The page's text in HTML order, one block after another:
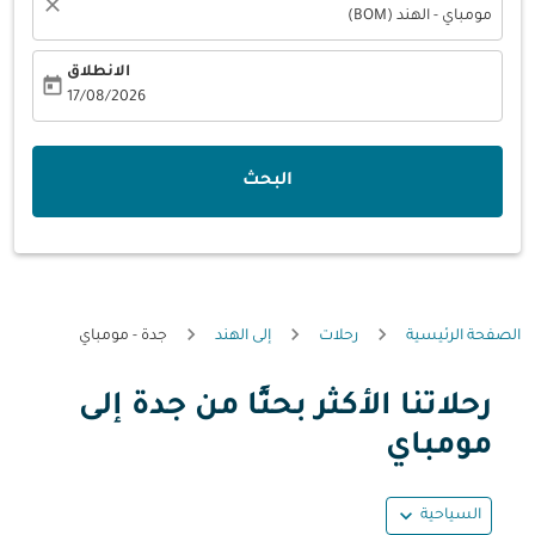
مومباي - الهند (BOM) close
الانطلاق
17/08/2026
today
البحث
الصفحة الرئيسية رحلات إلى الهند جدة - مومباي
رحلاتنا الأكثر بحثًا من جدة إلى
مومباي
السياحية expand_more